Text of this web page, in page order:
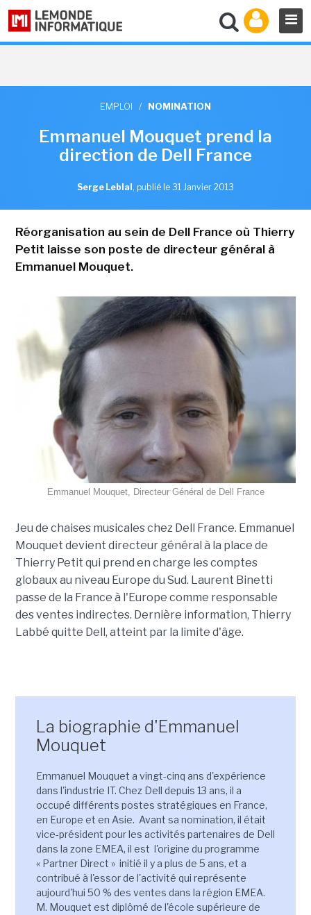
EMPLOI / NOMINATION
Emmanuel Mouquet prend la
direction de Dell France
Serge Leblal , publié le 31 Janvier 2013
Réorganisation au sein de Dell France où Thierry
Petit laisse son poste de directeur général à
Emmanuel Mouquet.
Emmanuel Mouquet, Directeur Général de Dell France
Jeu de chaises musicales chez Dell France. Emmanuel
Mouquet devient directeur général à la place de
Thierry Petit qui prend en charge les comptes
globaux au niveau Europe du Sud. Laurent Binetti
passe de la France à l'Europe comme responsable
des ventes indirectes. Dernière information, Thierry
Labbé quitte Dell, atteint par la limite d'âge.
La biographie d'Emmanuel
Mouquet
Emmanuel Mouquet a vingt-cinq ans d'expérience
dans l'industrie IT. Chez Dell depuis 13 ans, il a
occupé différents postes stratégiques en France,
en Europe et en Asie. Avant sa nomination, il était
vice-président pour les activités partenaires de Dell
dans la zone EMEA, il est l'origine du programme
« Partner Direct » initié il y a plus de 5 ans, et a
contribué à l'essor de l'activité qui représente
aujourd'hui 50 % des ventes dans la région EMEA.
M. Mouquet est diplômé de l'école supérieure de